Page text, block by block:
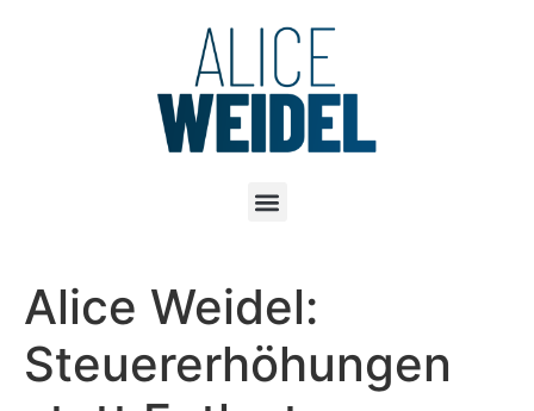
Alice Weidel:
Steuererhöhungen